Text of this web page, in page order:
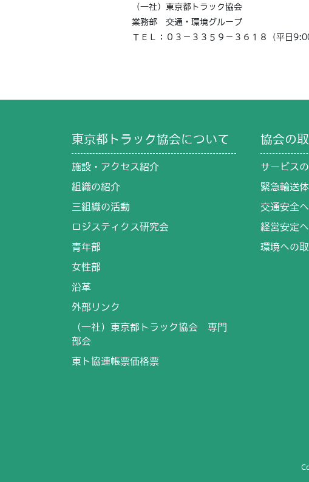
（一社）東京都トラック協会
業務部 交通・環境グループ
ＴＥＬ：０３－３３５９－３６１８（平日
東京都トラック協会について
施設・アクセス紹介
組織の紹介
三組織の活動
ロジスティクス研究会
青年部
女性部
沿革
外部リンク
（一社）東京都トラック協会 専門
部会
東ト協連帳票価格票
協会の
サービス
緊急輸送体
交通安全
経営安定
環境への